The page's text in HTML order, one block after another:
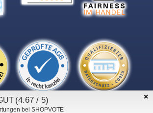
×
(4.67 / 5)
bei SHOPVOTE